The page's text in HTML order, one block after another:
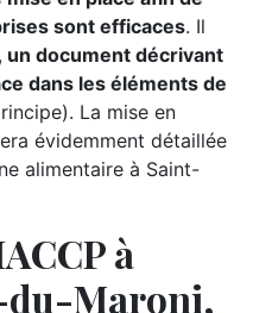
sont efficaces. Il
un document décrivant
dans les éléments de
La mise en
évidemment détaillée
alimentaire à Saint-
à
Maroni,